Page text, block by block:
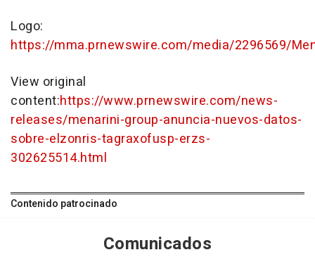
Logo:
https://mma.prnewswire.com/media/2296569/
View original
content:https://www.prnewswire.com/news-
releases/menarini-group-anuncia-nuevos-datos-
sobre-elzonris-tagraxofusp-erzs-
302625514.html
Contenido patrocinado
Comunicados